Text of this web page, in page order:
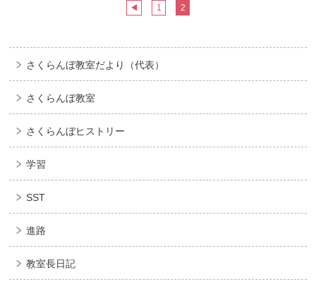
◀ 1 2
さくらんぼ教室だより（代表）
さくらんぼ教室
さくらんぼヒストリー
学習
SST
進路
教室長日記